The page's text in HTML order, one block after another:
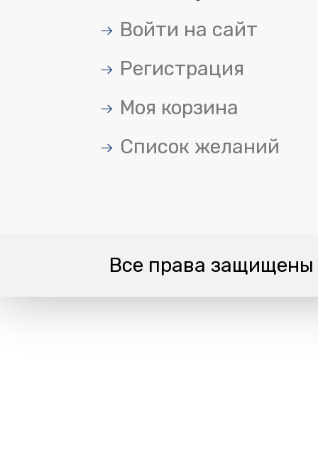
Войти на сайт
Регистрация
Моя корзина
Список желаний
Все права защищены